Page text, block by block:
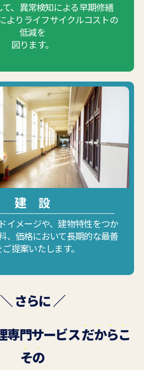
、異常検知による早期修繕
よりライフサイクルコストの
低減を
図ります。
建 設
イメージや、建物特性をつか
、価格において長期的な最善
提案いたします。
＼ さらに ／
専門サービスだからこ
その